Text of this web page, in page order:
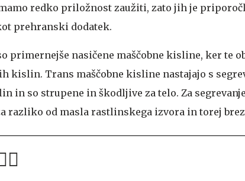
redko priložnost zaužiti, zato jih je
prehranski dodatek.
primernejše nasičene maščobne kisline, ker te
kislin. Trans maščobne kisline nastajajo s
in so strupene in škodljive za telo. Za
razliko od masla rastlinskega izvora in torej